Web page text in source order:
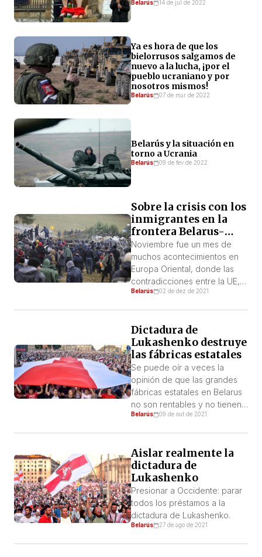
Belarús 14 de jul de 2022
Ya es hora de que los
bielorrusos salgamos de
nuevo a la lucha, ¡por el
pueblo ucraniano y por
nosotros mismos!
Belarús 07 de mar de 2022
Belarús y la situación en
torno a Ucrania
Belarús 09 de fev de 2022
Sobre la crisis con los
inmigrantes en la
frontera Belarus-
Polonia
Noviembre fue un mes de
muchos acontecimientos en
Europa Oriental, donde las
contradicciones entre la UE,
por un lado, y Rusia, por el
expresiones más claras de
eso fueron la crisis
energética alrededor del
aumento de los precios del
gas de Rusia para Europa, así
como la […]
Belarús 02 de dez de 2021
Dictadura de
Lukashenko destruye
las fábricas estatales
Se puede oír a veces la
opinión de que las grandes
fábricas estatales en Belarus
no son rentables y no tienen
perspectivas. Esta versión
Lukashenko, cuando declara
que él “mantiene” las fábricas
y a sus obreros y que estos
perecerían sin él.
Belarús 09 de out de 2021
Aislar realmente la
dictadura de
Lukashenko
Presionar a Occidente: parar
todos los préstamos a la
dictadura de Lukashenko.
Belarús 27 de ago de 2021